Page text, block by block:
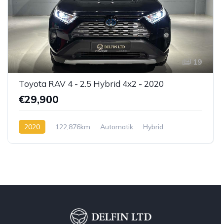
19
Toyota RAV 4 - 2.5 Hybrid 4x2 - 2020
€29,900
2020 122,876km Automatik Hybrid